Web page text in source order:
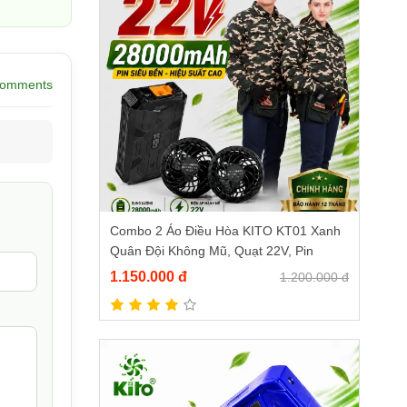
Combo 2 Áo Điều Hòa KITO KT01 Xanh
Quân Đội Không Mũ, Quạt 22V, Pin
28.000mAh
1.150.000 đ 1.200.000 đ